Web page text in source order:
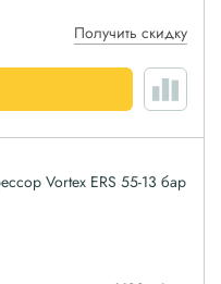
Получить скидку
Vortex ERS 55-13 бар